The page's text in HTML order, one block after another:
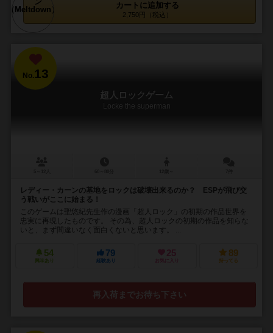
カートに追加する
2,750円（税込）
No.13
超人ロックゲーム
Locke the superman
レディー・カーンの基地をロックは破壊出来るのか？ ESPが飛び交
う戦いがここに始まる！
このゲームは聖悠紀先生作の漫画「超人ロック」の初期の作品世界を
忠実に再現したものです。 その為、超人ロックの初期の作品を知らな
いと、まず間違いなく面白くないと思います。 ...
54
興味あり
79
経験あり
25
お気に入り
89
持ってる
再入荷までお待ち下さい